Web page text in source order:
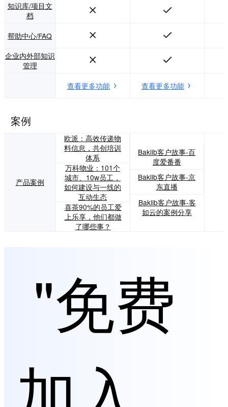
知识库/项目文
档
帮助中心/FAQ
企业内外部知识
管理
查看更多功能
查看更多功能
案例
产品案例
欧派：高效传递物
料信息，共创培训
体系
万科物业：101个
城市、10w员工，
如何建设与一线的
互动生态
喜茶90%的员工爱
上乐享，他们都做
了哪些事？
Baklib客户故事-百
度爱番番
Baklib客户故事-京
东直播
Baklib客户故事-客
如云的案例分享
"免费